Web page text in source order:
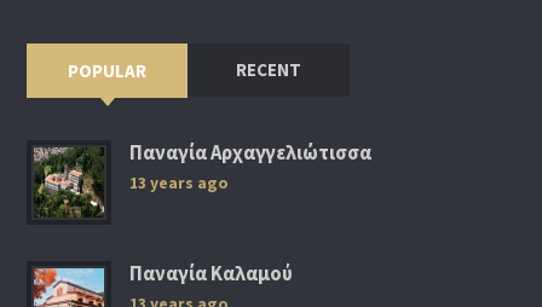
POPULAR RECENT
Παναγία Αρχαγγελιώτισσα
13 years ago
Παναγία Καλαμού